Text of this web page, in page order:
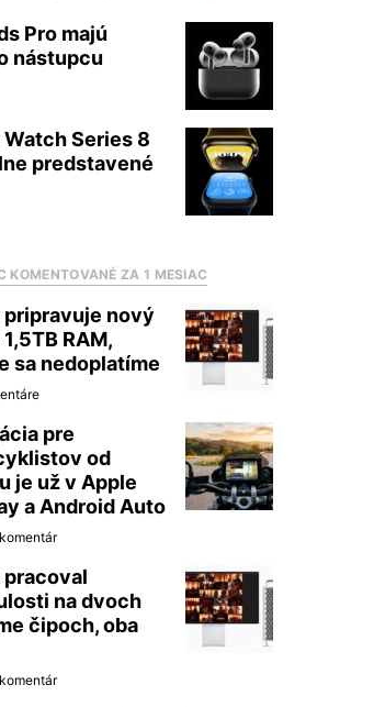
Pro majú
nástupcu
Watch Series 8
predstavené
KOMENTOVANÉ ZA 1 MESIAC
pripravuje nový
RAM,
sa nedoplatíme
pre
od
je už v Apple
a Android Auto
pracoval
na dvoch
čipoch, oba